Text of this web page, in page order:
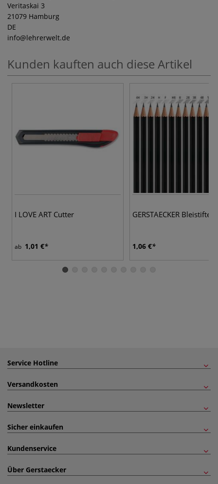
Veritaskai 3
21079 Hamburg
DE
info@lehrerwelt.de
Kunden kauften auch diese Artikel
I LOVE ART Cutter
ab 1,01 €
GERSTAECKER Bleistifte,
1,06 €
Service Hotline
Versandkosten
Newsletter
Sicher einkaufen
Kundenservice
Über Gerstaecker